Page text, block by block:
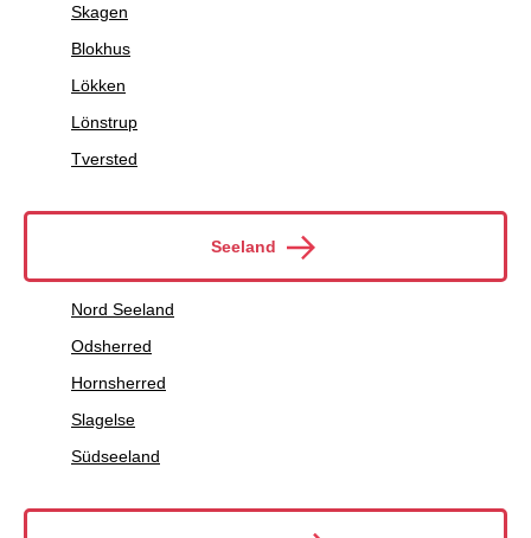
Skagen
Blokhus
Lökken
Lönstrup
Tversted
Seeland
Nord Seeland
Odsherred
Hornsherred
Slagelse
Südseeland